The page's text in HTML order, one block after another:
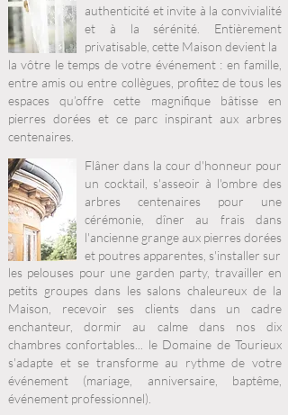
authenticité et invite à la convivialité
et à la sérénité. Entièrement
privatisable, cette Maison devient la
la vôtre le temps de votre événement : en famille,
entre amis ou entre collègues, profitez de tous les
espaces qu’offre cette magnifique bâtisse en
pierres dorées et ce parc inspirant aux arbres
centenaires.
Flâner dans la cour d'honneur pour
un cocktail, s'asseoir à l'ombre des
arbres centenaires pour une
cérémonie, dîner au frais dans
l'ancienne grange aux pierres dorées
et poutres apparentes, s'installer sur
les pelouses pour une garden party, travailler en
petits groupes dans les salons chaleureux de la
Maison, recevoir ses clients dans un cadre
enchanteur, dormir au calme dans nos dix
chambres confortables... le Domaine de Tourieux
s'adapte et se transforme au rythme de votre
événement (mariage, anniversaire, baptême,
événement professionnel).